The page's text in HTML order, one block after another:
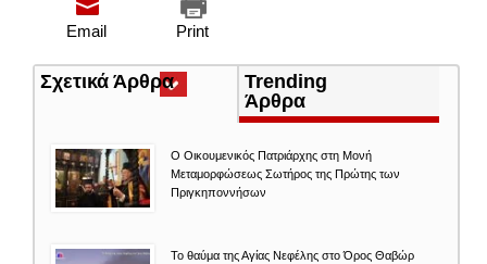
Print
Email
Σχετικά Άρθρα(ενεργή
καρτέλα)
Trending
Άρθρα
Ο Οικουμενικός Πατριάρχης στη Μονή
Μεταμορφώσεως Σωτήρος της Πρώτης των
Πριγκηποννήσων
Το θαύμα της Αγίας Νεφέλης στο Όρος Θαβώρ